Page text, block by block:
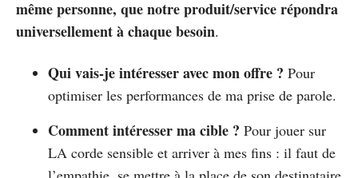
même personne, que notre produit/service répondra
universellement à chaque besoin.
Qui vais-je intéresser avec mon offre ? Pour
optimiser les performances de ma prise de parole.
Comment intéresser ma cible ? Pour jouer sur
LA corde sensible et arriver à mes fins : il faut de